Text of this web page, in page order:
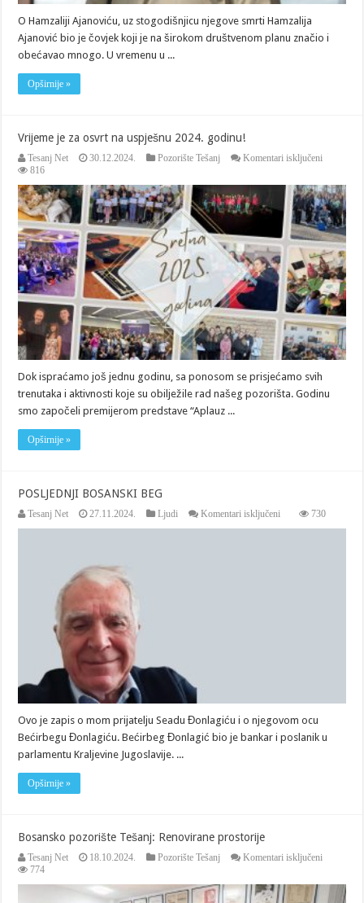
O Hamzaliji Ajanoviću, uz stogodišnjicu njegove smrti Hamzalija
Ajanović bio je čovjek koji je na širokom društvenom planu značio i
obećavao mnogo. U vremenu u ...
Opširnije »
Vrijeme je za osvrt na uspješnu 2024. godinu!
Tesanj Net 30.12.2024. Pozorište Tešanj Komentari isključeni
za
osvrt
na
uspješnu
2024.
godinu!
816
Dok ispraćamo još jednu godinu, sa ponosom se prisjećamo svih
trenutaka i aktivnosti koje su obilježile rad našeg pozorišta. Godinu
smo započeli premijerom predstave “Aplauz ...
Opširnije »
POSLJEDNJI BOSANSKI BEG
Tesanj Net 27.11.2024. Ljudi Komentari isključeni 730
Ovo je zapis o mom prijatelju Seadu Đonlagiću i o njegovom ocu
Bećirbegu Đonlagiću. Bećirbeg Đonlagić bio je bankar i poslanik u
parlamentu Kraljevine Jugoslavije. ...
Opširnije »
Bosansko pozorište Tešanj: Renovirane prostorije
Tesanj Net 18.10.2024. Pozorište Tešanj Komentari isključeni
Tešanj:
774